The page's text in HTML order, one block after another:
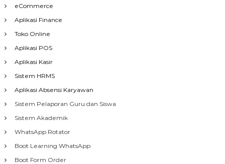
eCommerce
Aplikasi Finance
Toko Online
Aplikasi POS
Aplikasi Kasir
Sistem HRMS
Aplikasi Absensi Karyawan
Sistem Pelaporan Guru dan Siswa
Sistem Akademik
WhatsApp Rotator
Boot Learning WhatsApp
Boot Form Order